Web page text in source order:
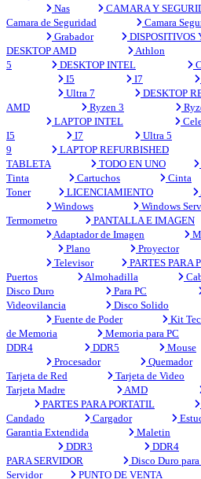
Nas
CAMARA Y
Camara de Seguridad
Camara
Grabador
DISPOSITIVOS
DESKTOP AMD
Athlon
5
DESKTOP INTEL
I5
I7
Ultra 7
DESKTOP
AMD
Ryzen 3
LAPTOP INTEL
I5
I7 Ultra 5
9
LAPTOP REFURBISHED
TABLETA
TODO EN UNO
Tinta
Cartuchos Cinta
Toner
LICENCIAMIENTO
Windows
Windows
Termometro
PANTALLA E IMAGEN
Adaptador de Imagen
Plano
Proyector
Televisor
PARTES PARA
Puertos
Almohadilla
Disco Duro
Para PC
Videovilancia
Disco Solido
Fuente de Poder
Kit
de Memoria
Memoria para PC
DDR4
DDR5 Mouse
Procesador
Quemador
Tarjeta de Red
Tarjeta de Video
Tarjeta Madre
AMD
PARTES PARA PORTATIL
Candado
Cargador
Garantia Extendida
Maletin
DDR3
DDR4
PARA SERVIDOR
Disco Duro
Servidor
PUNTO DE VENTA